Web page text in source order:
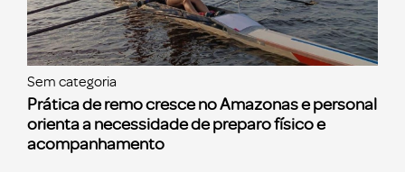
Sem categoria
Prática de remo cresce no Amazonas e personal
orienta a necessidade de preparo físico e
acompanhamento